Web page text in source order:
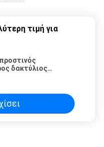
τιμή για
δακτύλιος